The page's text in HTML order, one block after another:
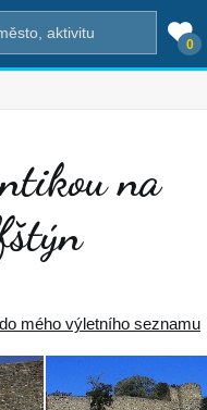
0
na
mého výletního seznamu